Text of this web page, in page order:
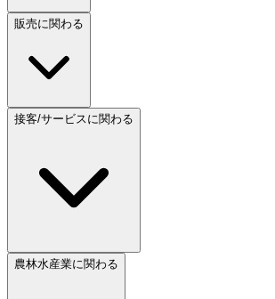
販売に関わる
接客/サービスに関わる
農林水産業に関わる